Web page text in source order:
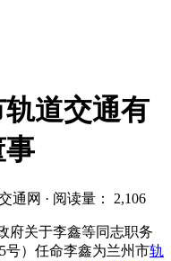
道交通有
事
通网 · 阅读量： 2,106
府关于李鑫等同志职务
号）任命李鑫为兰州市轨